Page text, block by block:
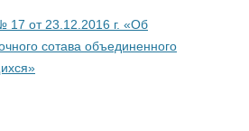
17 от 23.12.2016 г. «Об
сотава объединенного